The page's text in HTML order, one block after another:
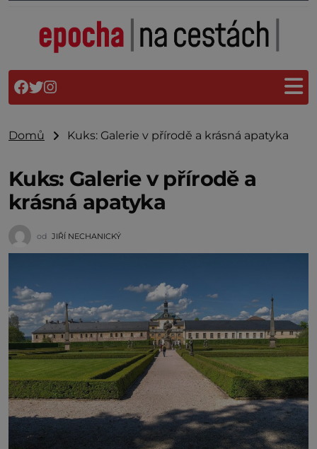
Domů Kuks: Galerie v přírodě a krásná apatyka
Kuks: Galerie v přírodě a
krásná apatyka
od JIŘÍ NECHANICKÝ